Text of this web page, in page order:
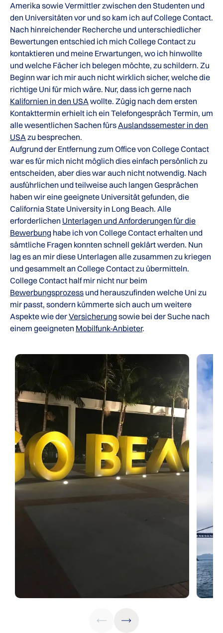
Amerika sowie Vermittler zwischen den Studenten und
den Universitäten vor und so kam ich auf College Contact.
Nach hinreichender Recherche und unterschiedlicher
Bewertungen entschied ich mich College Contact zu
kontaktieren und meine Erwartungen, wo ich hinwollte
und welche Fächer ich belegen möchte, zu schildern. Zu
Beginn war ich mir auch nicht wirklich sicher, welche die
richtige Uni für mich wäre. Nur, dass ich gerne nach
Kalifornien in den USAwollte. Zügig nach dem ersten
Kontakttermin erhielt ich ein Telefongespräch Termin, um
alle wesentlichen Sachen fürsAuslandssemester in den
USAzu besprechen.
Aufgrund der Entfernung zum Office von College Contact
war es für mich nicht möglich dies einfach persönlich zu
entscheiden, aber dies war auch nicht notwendig. Nach
ausführlichen und teilweise auch langen Gesprächen
haben wir eine geeignete Universität gefunden, die
California State University in Long Beach. Alle
erforderlichen Unterlagen und Anforderungen für die
Bewerbung habe ich von College Contact erhalten und
sämtliche Fragen konnten schnell geklärt werden. Nun
lag es an mir diese Unterlagen alle zusammen zu kriegen
und gesammelt an College Contact zu übermitteln.
College Contact half mir nicht nur beim
Bewerbungsprozess und herauszufinden welche Uni zu
mir passt, sondern kümmerte sich auch um weitere
Aspekte wie derVersicherung sowie bei der Suche nach
einem geeigneten Mobilfunk-Anbieter.